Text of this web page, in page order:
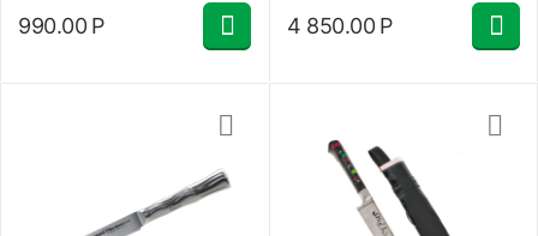
990.00 Р 4 850.00 Р